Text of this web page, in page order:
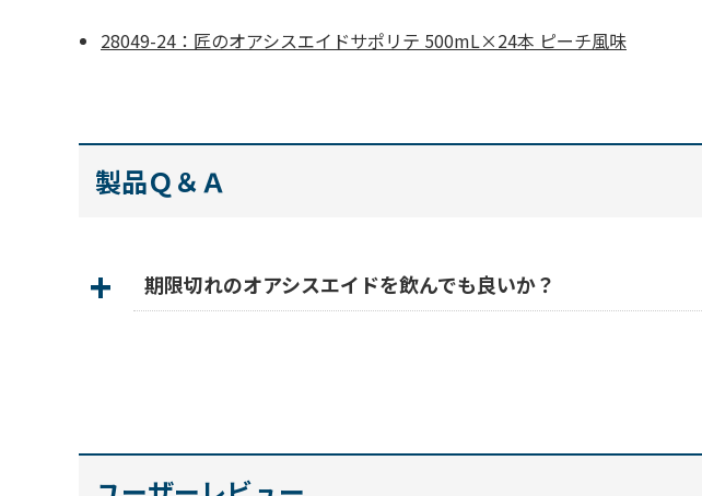
28049-24：匠のオアシスエイドサポリテ 500mL×24本 ピーチ風味
製品Ｑ＆Ａ
期限切れのオアシスエイドを飲んでも良いか？